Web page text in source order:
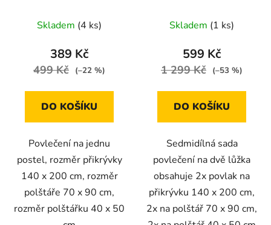
Skladem (4 ks)
389 Kč
499 Kč (–22 %)
DO KOŠÍKU
Povlečení na jednu
postel, rozměr přikrývky
140 x 200 cm, rozměr
polštáře 70 x 90 cm,
rozměr polštářku 40 x 50
Skladem (1 ks)
599 Kč
1 299 Kč (–53 %)
DO KOŠÍKU
Sedmidílná sada
povlečení na dvě lůžka
obsahuje 2x povlak na
přikrývku 140 x 200 cm,
2x na polštář 70 x 90 cm,